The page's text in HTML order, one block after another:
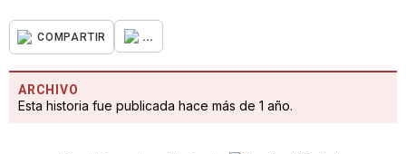
COMPARTIR ...
ARCHIVO
Esta historia fue publicada hace más de 1 año.